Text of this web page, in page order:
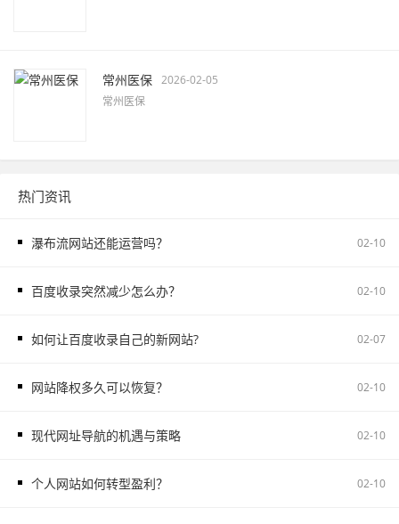
常州医保 2026-02-05
常州医保
热门资讯
瀑布流网站还能运营吗？ 02-10
百度收录突然减少怎么办？ 02-10
如何让百度收录自己的新网站? 02-07
网站降权多久可以恢复？ 02-10
现代网址导航的机遇与策略 02-10
个人网站如何转型盈利？ 02-10